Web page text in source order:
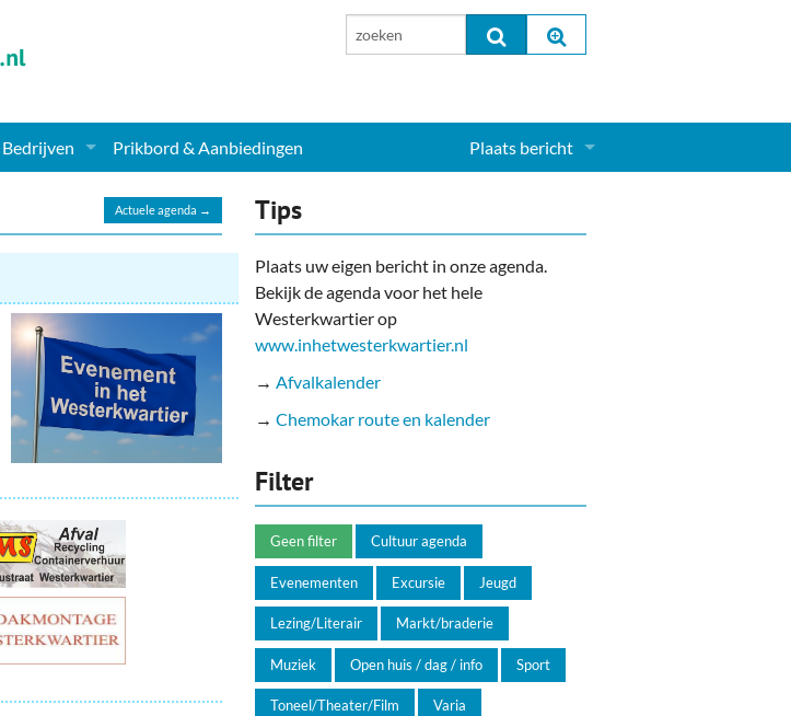
Bedrijven
Supermarkt & Levensmiddelen
Dieren & Tuin
Horeca & Uitgaan
Vervoer, Auto's & Fietsen
Wonen & Interieur
On-line bestellen in Zuidhorn
Financiën, Makelaars & Hypotheken
Diensten, Gemak & Zakelijk
Prikbord & Aanbiedingen Plaats bericht
Actuele agenda → Tips
Plaats uw eigen bericht in onze agenda.
Bekijk de agenda voor het hele
Westerkwartier op
www.inhetwesterkwartier.nl
→ Afvalkalender
→ Chemokar route en kalender
Filter
Geen filter Cultuur agenda
Evenementen Excursie Jeugd
Lezing/Literair Markt/braderie
Muziek Open huis / dag / info Sport
Toneel/Theater/Film Varia